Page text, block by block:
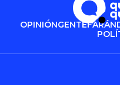
OPINIÓNGENTE